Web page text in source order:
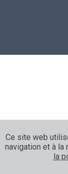
Ce site web
navigation et à la
la